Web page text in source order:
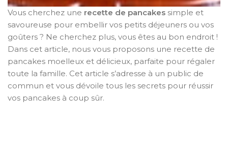
Vous cherchez une recette de pancakes simple et
savoureuse pour embellir vos petits déjeuners ou vos
goûters ? Ne cherchez plus, vous êtes au bon endroit !
Dans cet article, nous vous proposons une recette de
pancakes moelleux et délicieux, parfaite pour régaler
toute la famille. Cet article s’adresse à un public de
commun et vous dévoile tous les secrets pour réussir
vos pancakes à coup sûr.